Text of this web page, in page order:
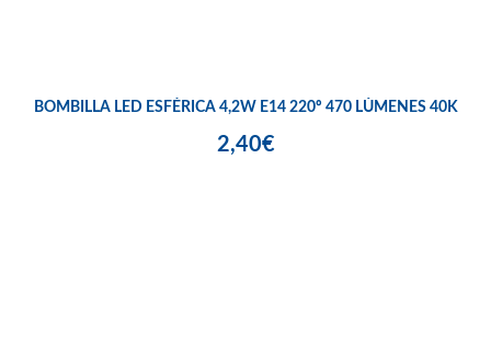
BOMBILLA LED ESFÉRICA 4,2W E14 220º 470 LÚMENES 40K
2,40€